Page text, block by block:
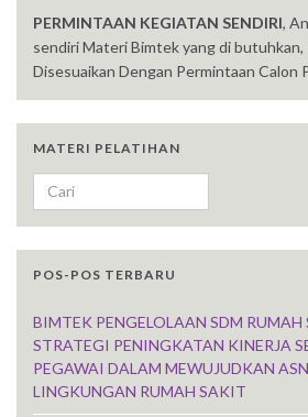
PERMINTAAN KEGIATAN SENDIRI,
sendiri Materi Bimtek yang di butuhkan,
Disesuaikan Dengan Permintaan Calon
MATERI PELATIHAN
Search for:
POS-POS TERBARU
BIMTEK PENGELOLAAN SDM
STRATEGI PENINGKATAN KINERJA
PEGAWAI DALAM MEWUJUDKAN
LINGKUNGAN RUMAH SAKIT